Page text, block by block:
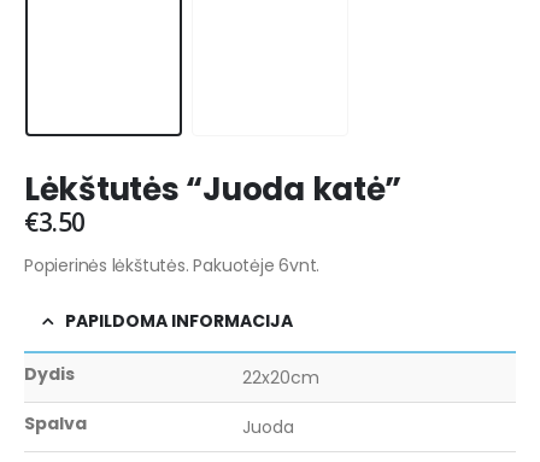
Lėkštutės “Juoda katė”
€3.50
Popierinės lėkštutės. Pakuotėje 6vnt.
PAPILDOMA INFORMACIJA
Dydis
22x20cm
Spalva
Juoda